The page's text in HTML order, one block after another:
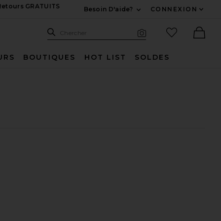
GRATUITS
Besoin D'aide?
CONNEXION
Recherche
Chercher
Articles
BOUTIQUES HOT LIST SOLDES